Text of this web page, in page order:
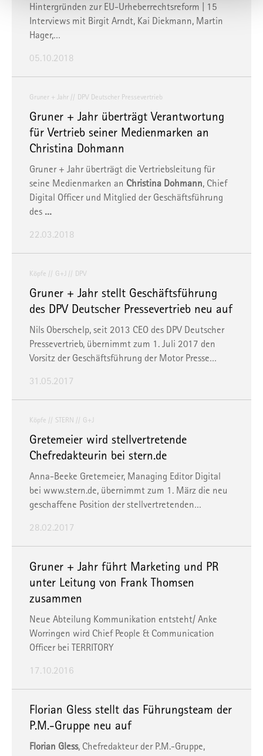
Behörden der USA, zu Kontroll- und Überwachungszwecken
bedeuten, ohne dass Ihnen Rechtsbehelfe dagegen
zustehen. Unter "
Sie können Ihre Präferenzen jederzeit anpassen sowie Ihre
Einwilligung widerrufen, indem Sie uns per E-Mail
Sie in unsererDatenschutzerklärungund unserem
Impressum.
Hintergründen zur EU-Urheberrechtsreform | 15
Interviews mit Birgit Arndt, Kai Diekmann, Martin
Hager,…
05.10.2018
Gruner + Jahr DPV Deutscher Pressevertrieb
Gruner + Jahr überträgt Verantwortung
für Vertrieb seiner Medienmarken an
Christina Dohmann
Gruner + Jahr überträgt die Vertriebsleitung für
seine Medienmarken an Christina Dohmann, Chief
Digital Officer und Mitglied der Geschäftsführung
des …
22.03.2018
Köpfe G+J DPV
Gruner + Jahr stellt Geschäftsführung
des DPV Deutscher Pressevertrieb neu auf
Nils Oberschelp, seit 2013 CEO des DPV Deutscher
Pressevertrieb, übernimmt zum 1. Juli 2017 den
Vorsitz der Geschäftsführung der Motor Presse…
31.05.2017
Köpfe STERN G+J
Gretemeier wird stellvertretende
Chefredakteurin bei stern.de
Anna-Beeke Gretemeier, Managing Editor Digital
bei www.stern.de, übernimmt zum 1. März die neu
geschaffene Position der stellvertretenden…
28.02.2017
Gruner + Jahr führt Marketing und PR
unter Leitung von Frank Thomsen
zusammen
Neue Abteilung Kommunikation entsteht/ Anke
Worringen wird Chief People & Communication
Officer bei TERRITORY
17.10.2016
Florian Gless stellt das Führungsteam der
P.M.-Gruppe neu auf
Florian Gless, Chefredakteur der P.M.-Gruppe,